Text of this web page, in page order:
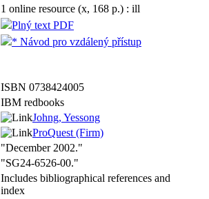
1 online resource (x, 168 p.) : ill
Plný text PDF
* Návod pro vzdálený přístup
ISBN 0738424005
IBM redbooks
Johng, Yessong
ProQuest (Firm)
"December 2002."
"SG24-6526-00."
Includes bibliographical references and
index